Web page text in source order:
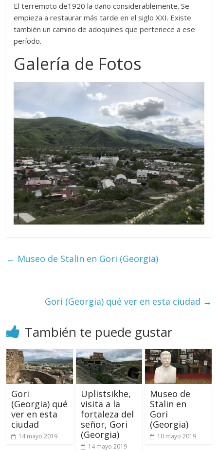
El terremoto de1920 la daño considerablemente. Se
empieza a restaurar más tarde en el siglo XXI. Existe
también un camino de adoquines que pertenece a ese
período.
Galería de Fotos
← Museo de Stalin en Gori (Georgia)
Gori (Georgia) qué ver en esta ciudad →
También te puede gustar
Gori
(Georgia) qué
ver en esta
ciudad
14 mayo 2019
Uplistsikhe,
visita a la
fortaleza del
señor, Gori
(Georgia)
14 mayo 2019
Museo de
Stalin en
Gori
(Georgia)
10 mayo 2019